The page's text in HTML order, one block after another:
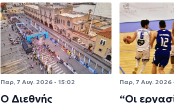
Παρ, 7 Αυγ. 2026 - 15:02
Ο Διεθνής
Παρ, 7 Αυγ. 2026
“Οι